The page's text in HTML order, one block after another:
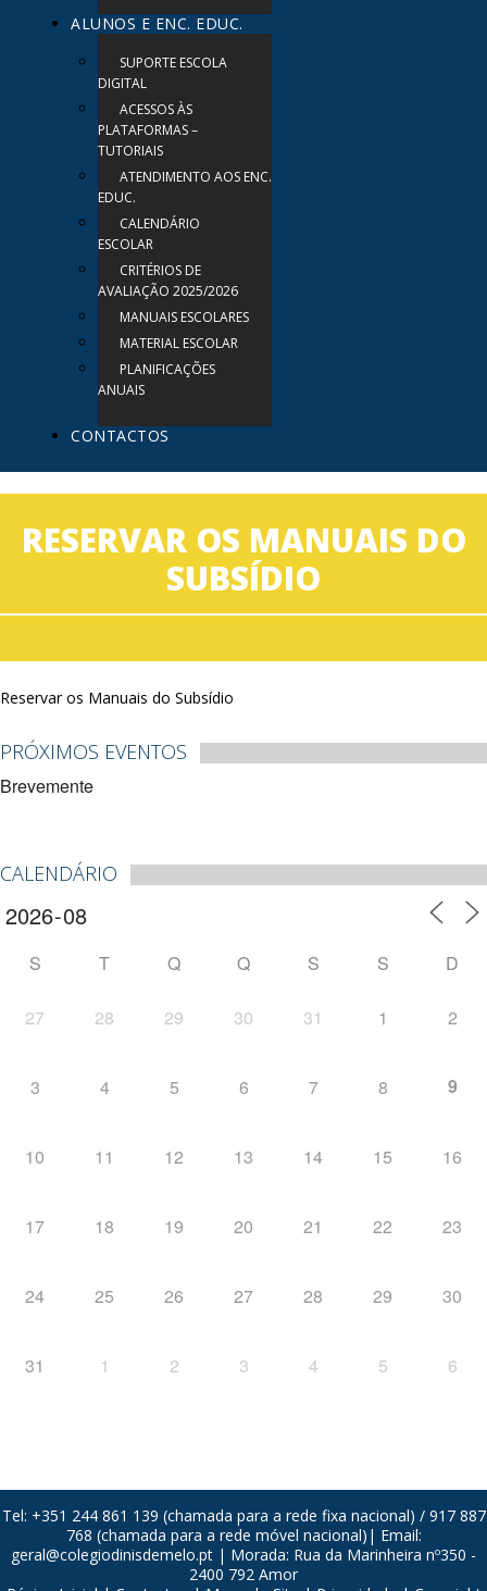
ALUNOS E ENC. EDUC.
SUPORTE ESCOLA
DIGITAL
ACESSOS ÀS
PLATAFORMAS –
TUTORIAIS
ATENDIMENTO AOS ENC.
EDUC.
CALENDÁRIO
ESCOLAR
CRITÉRIOS DE
AVALIAÇÃO 2025/2026
MANUAIS ESCOLARES
MATERIAL ESCOLAR
PLANIFICAÇÕES
ANUAIS
CONTACTOS
RESERVAR OS MANUAIS DO
SUBSÍDIO
Reservar os Manuais do Subsídio
PRÓXIMOS EVENTOS
Brevemente
CALENDÁRIO
S T Q Q S S D
27 28 29 30 31 1 2
3 4 5 6 7 8 9
10 11 12 13 14 15 16
17 18 19 20 21 22 23
24 25 26 27 28 29 30
31 1 2 3 4 5 6
Tel: +351 244 861 139 (chamada para a rede fixa nacional) / 917 887
768 (chamada para a rede móvel nacional)| Email:
geral@colegiodinisdemelo.pt | Morada: Rua da Marinheira nº350 -
2400 792 Amor